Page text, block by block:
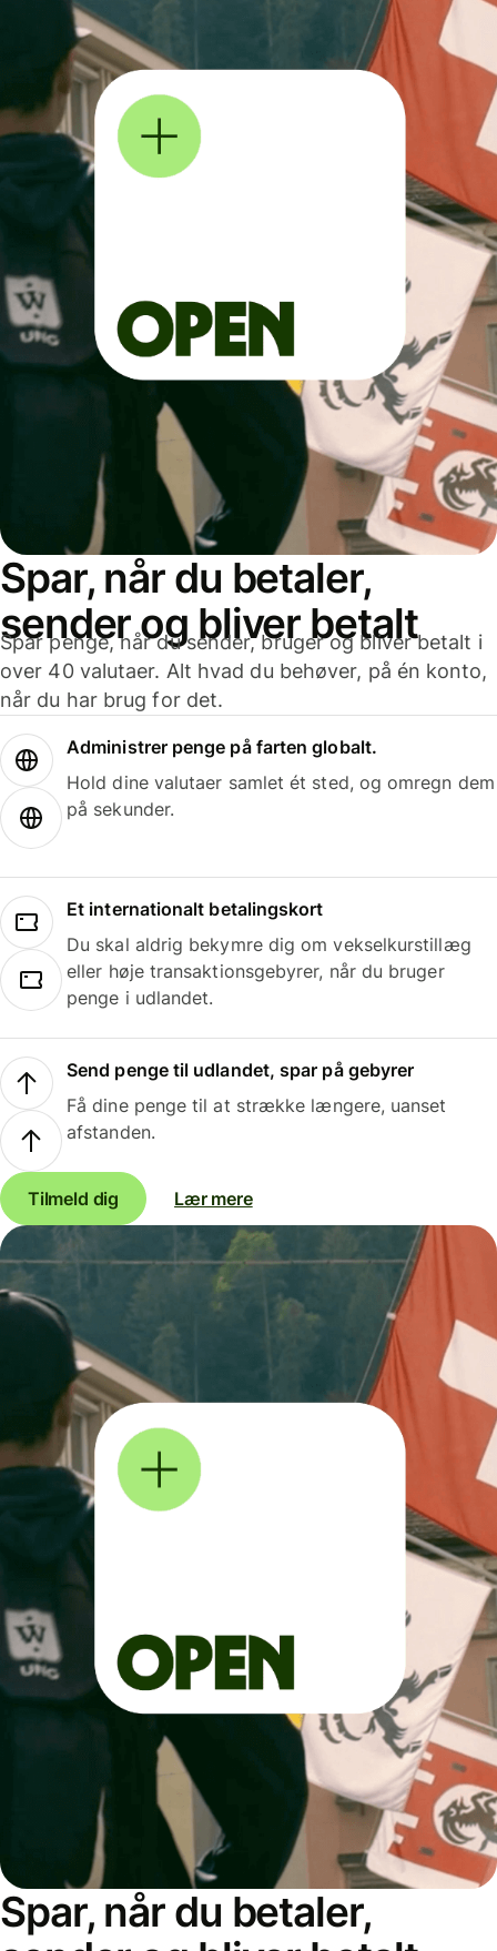
Spar, når du betaler,
sender og bliver betalt
Spar penge, når du sender, bruger og bliver betalt i
over 40 valutaer. Alt hvad du behøver, på én konto,
når du har brug for det.
Administrer penge på farten globalt.
Hold dine valutaer samlet ét sted, og omregn dem
på sekunder.
Et internationalt betalingskort
Du skal aldrig bekymre dig om vekselkurstillæg
eller høje transaktionsgebyrer, når du bruger
penge i udlandet.
Send penge til udlandet, spar på gebyrer
Få dine penge til at strække længere, uanset
afstanden.
Tilmeld dig Lær mere
Spar, når du betaler,